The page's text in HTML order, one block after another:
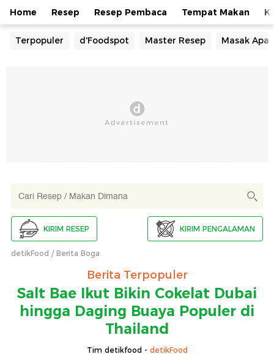
Home Resep Resep Pembaca Tempat Makan
Terpopuler d'Foodspot Master Resep Masak Apa
KIRIM RESEP KIRIM PENGALAMAN
detikFood Berita Boga
Berita Terpopuler
Salt Bae Ikut Bikin Cokelat Dubai
hingga Daging Buaya Populer di
Thailand
Tim detikfood - detikFood